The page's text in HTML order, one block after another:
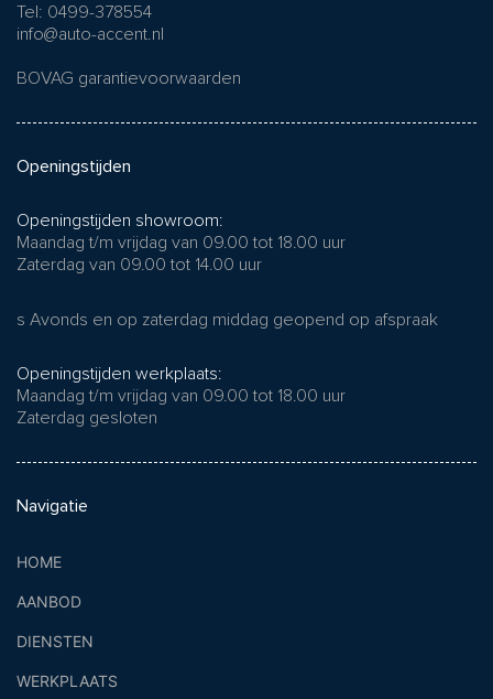
Tel: 0499-378554
info@auto-accent.nl
BOVAG garantievoorwaarden
Openingstijden
Openingstijden showroom:
Maandag t/m vrijdag van 09.00 tot 18.00 uur
Zaterdag van 09.00 tot 14.00 uur
s Avonds en op zaterdag middag geopend op afspraak
Openingstijden werkplaats:
Maandag t/m vrijdag van 09.00 tot 18.00 uur
Zaterdag gesloten
Navigatie
HOME
AANBOD
DIENSTEN
WERKPLAATS